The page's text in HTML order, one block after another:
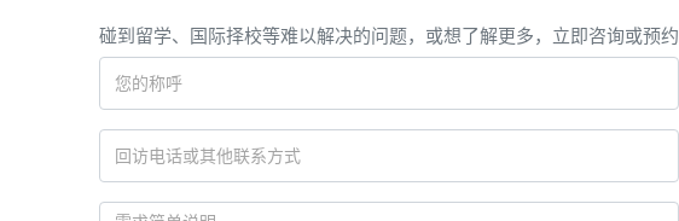
碰到留学、国际择校等难以解决的问题，或想了解更多，立即咨询或预约